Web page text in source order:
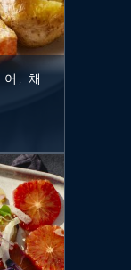
, 채